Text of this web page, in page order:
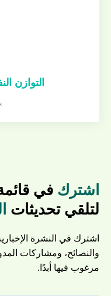
التوازن
اشترك في
لتلقي تحديثات
اشترك في النشرة
والنصائح، ومشاركات
مرغوب فيها أبدًا.